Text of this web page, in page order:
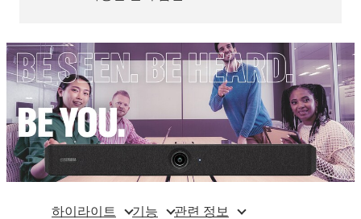
하이라이트 기능 관련 정보